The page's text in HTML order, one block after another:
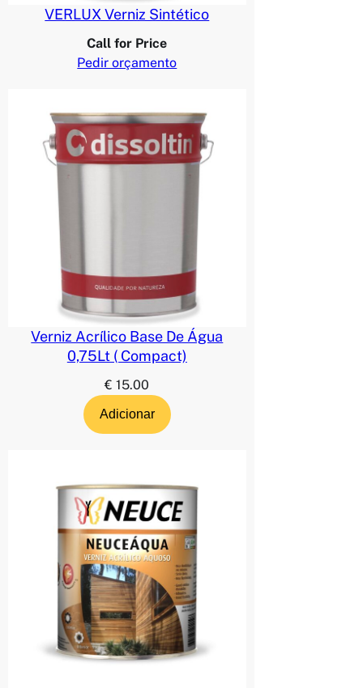
VERLUX Verniz Sintético
Call for Price
Pedir orçamento
Verniz Acrílico Base De Água
0,75Lt ( Compact)
€ 15.00
Adicionar